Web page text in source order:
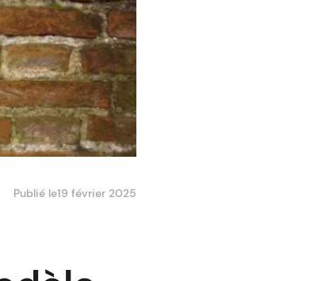
Publié le19 février 2025